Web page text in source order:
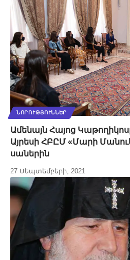
ՆՈՐՈՒԹՅՈՒՆՆԵՐ
Ամենայն Հայոց
Այրեսի ՀԲԸՄ «Մարի
սաներին
27 Սեպտեմբերի, 2021